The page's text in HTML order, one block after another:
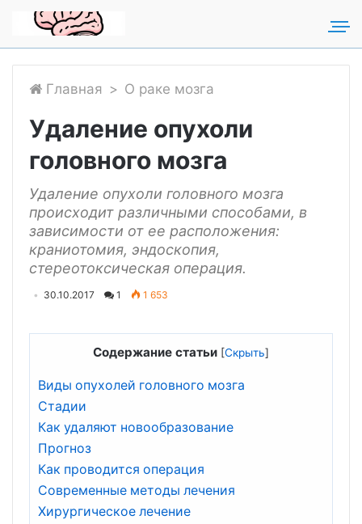
Главная > О раке мозга
Удаление опухоли
головного мозга
Удаление опухоли головного мозга
происходит различными способами, в
зависимости от ее расположения:
краниотомия, эндоскопия,
стереотоксическая операция.
30.10.2017 1 1 653
Содержание статьи [Скрыть]
Виды опухолей головного мозга
Стадии
Как удаляют новообразование
Прогноз
Как проводится операция
Современные методы лечения
Хирургическое лечение